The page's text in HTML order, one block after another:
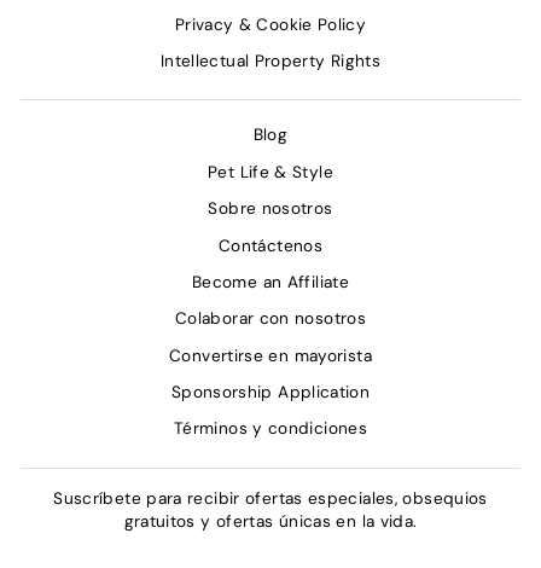
Privacy & Cookie Policy
Intellectual Property Rights
Blog
Pet Life & Style
Sobre nosotros
Contáctenos
Become an Affiliate
Colaborar con nosotros
Convertirse en mayorista
Sponsorship Application
Términos y condiciones
Suscríbete para recibir ofertas especiales, obsequios
gratuitos y ofertas únicas en la vida.